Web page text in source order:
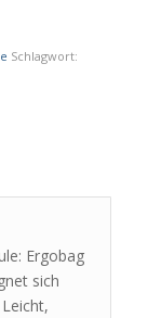
Schlagwort:
Ergobag
sich